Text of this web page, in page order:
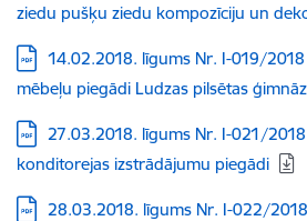
ziedu pušķu ziedu kompozīciju un
Lejupielādēt:
14.02.2018. līgums Nr. I-019/
mēbeļu piegādi Ludzas pilsētas
Lejupielādēt:
27.03.2018. līgums Nr. I-021/
konditorejas izstrādājumu piegādi
Lejupielādēt:
28.03.2018. līgums Nr. I-022/